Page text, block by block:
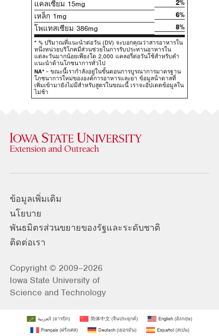
แคลเซียม 15mg
2%
เหล็ก 1mg
6%
โพแทสเซียม 386mg
8%
* % ปริมาณที่แนะนําต่อวัน (DV) จะบอกคุณว่าสารอาหารใน
หนึ่งหน่วยบริโภคมีส่วนช่วยในการรับประทานอาหารใน
แต่ละวันมากน้อยเพียงใด 2,000 แคลอรี่ต่อวันใช้สําหรับคํา
แนะนําด้านโภชนาการทั่วไป
NA* - ขณะนี้เรากําลังอยู่ในขั้นตอนการบูรณาการมาตรฐาน
โภชนาการใหม่ขององค์การอาหารและยา ข้อมูลน้ําตาลที่
เพิ่มเข้ามายังไม่มีสําหรับสูตรในขณะนี้ เราจะอัปเดตข้อมูลใน
ไม่ช้า
ข้อมูลเพิ่มเติม
นโยบาย
พันธมิตรส่วนขยายของรัฐและระดับชาติ
ติดต่อเรา
Copyright © 2009–2026
Iowa State University of
Science and Technology
العربية (อารบิก) 简体中文 (จีนประยุกต์) English (อังกฤษ)
Français(ฝรั่งเศส) Deutsch(เยอรมัน) Español(สเปน)